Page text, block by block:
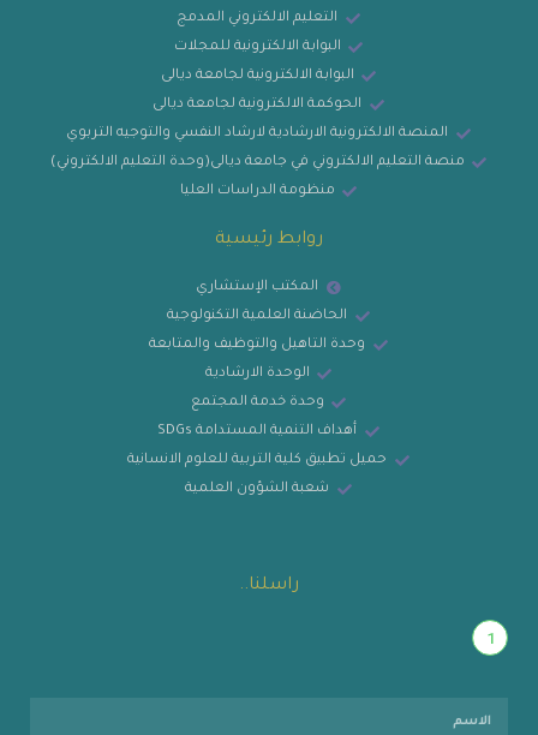
التعليم الالكتروني المدمج
البوابة الالكترونية للمجلات
البوابة الالكترونية لجامعة ديالى
الحوكمة الالكترونية لجامعة ديالى
المنصة الالكترونية الارشادية لارشاد النفسي والتوجيه التربوي
منصة التعليم الالكتروني في جامعة ديالى(وحدة التعليم الالكتروني)
منظومة الدراسات العليا
روابط رئيسية
المكتب الإستشاري
الحاضنة العلمية التكنولوجية
وحدة التاهيل والتوظيف والمتابعة
الوحدة الارشادية
وحدة خدمة المجتمع
أهداف التنمية المستدامة SDGs
حميل تطبيق كلية التربية للعلوم الانسانية
شعبة الشؤون العلمية
راسلنا..
1